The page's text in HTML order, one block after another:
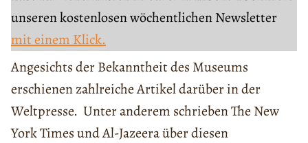
unseren kostenlosen wöchentlichen Newsletter
mit einem Klick.
Angesichts der Bekanntheit des Museums
erschienen zahlreiche Artikel darüber in der
Weltpresse. Unter anderem schrieben The New
York Times und Al-Jazeera über diesen